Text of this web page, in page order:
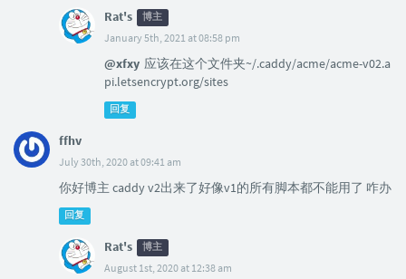
Rat's 博主
January 5th, 2021 at 08:58 pm
@xfxy 应该在这个文件夹~/.caddy/acme/acme-v02.a
pi.letsencrypt.org/sites
回复
ffhv
July 30th, 2020 at 09:41 am
你好博主 caddy v2出来了好像v1的所有脚本都不能用了 咋办
回复
Rat's 博主
August 1st, 2020 at 12:38 am